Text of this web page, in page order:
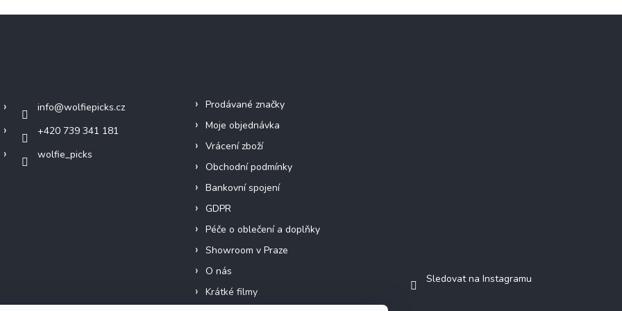
info@wolfiepicks.cz
+420 739 341 181
wolfie_picks
Prodávané značky
Moje objednávka
Vrácení zboží
Obchodní podmínky
Bankovní spojení
GDPR
Péče o oblečení a doplňky
Showroom v Praze
O nás
Krátké filmy
Sledovat na Instagramu